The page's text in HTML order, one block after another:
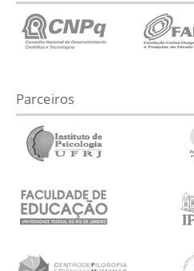
Parceiros